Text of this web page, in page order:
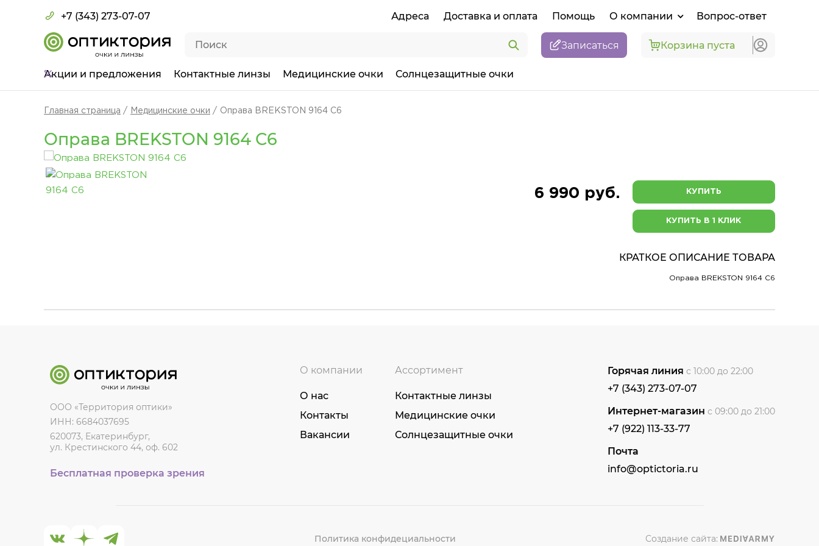
+7 (343) 273-07-07 Адреса Доставка и оплата Помощь О компании Вопрос-ответ
Записаться Корзина пуста
Акции и предложения Контактные линзы Медицинские очки Солнцезащитные очки
Главная страница Медицинские очки Оправа BREKSTON 9164 C6
Оправа BREKSTON 9164 C6
6 990 руб. КУПИТЬ
КУПИТЬ В 1 КЛИК
КРАТКОЕ ОПИСАНИЕ ТОВАРА
Оправа BREKSTON 9164 C6
ООО «Территория оптики»
ИНН: 6684037695
620073, Екатеринбург,
ул. Крестинского 44, оф. 602
Бесплатная проверка зрения
О компании
О нас
Контакты
Вакансии
Ассортимент
Контактные линзы
Медицинские очки
Солнцезащитные очки
Горячая линия с 10:00 до 22:00
+7 (343) 273-07-07
Интернет-магазин с 09:00 до 21:00
+7 (922) 113-33-77
Почта
info@optictoria.ru
Политика конфидециальности Создание сайта: